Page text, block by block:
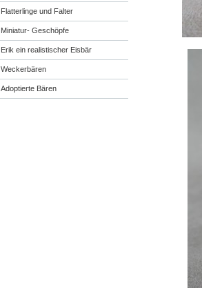
Flatterlinge und Falter
Miniatur- Geschöpfe
Erik ein realistischer Eisbär
Weckerbären
Adoptierte Bären